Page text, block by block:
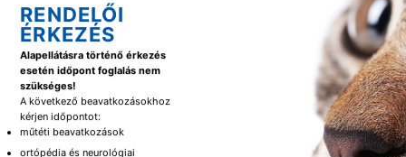
RENDELŐI
ÉRKEZÉS
Alapellátásra történő érkezés
esetén időpont foglalás nem
szükséges!
A következő beavatkozásokhoz
kérjen időpontot:
műtéti beavatkozások
ortópédia és neurológiai